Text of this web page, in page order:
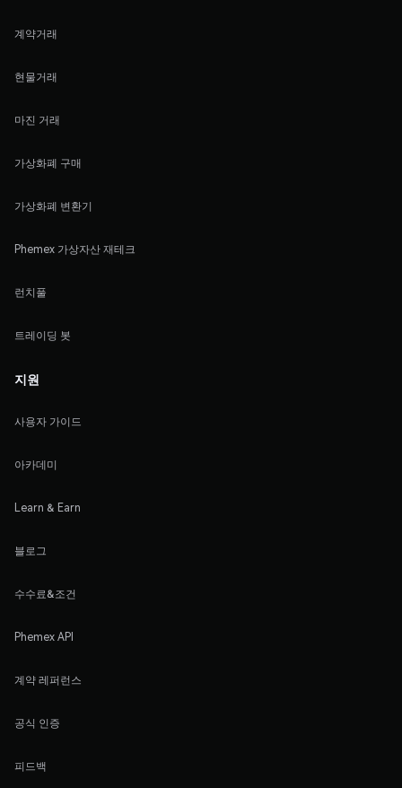
계약거래
현물거래
마진 거래
가상화폐 구매
가상화폐 변환기
Phemex 가상자산 재테크
런치풀
트레이딩 봇
지원
사용자 가이드
아카데미
Learn & Earn
블로그
수수료&조건
Phemex API
계약 레퍼런스
공식 인증
피드백